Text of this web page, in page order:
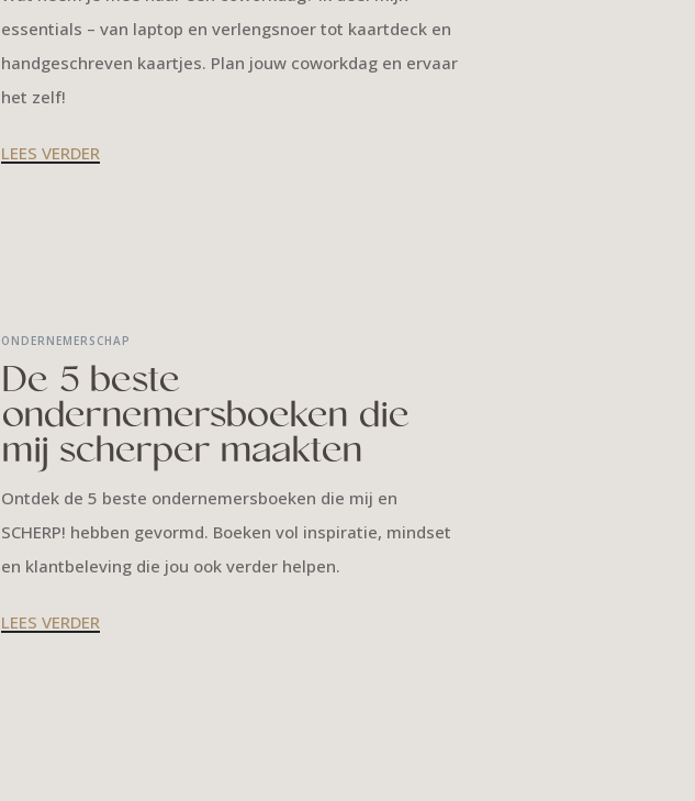
essentials – van laptop en verlengsnoer tot kaartdeck en
handgeschreven kaartjes. Plan jouw coworkdag en ervaar
het zelf!
LEES VERDER
De 5 beste
ondernemersboeken die
mij scherper maakten
ONDERNEMERSCHAP
Ontdek de 5 beste ondernemersboeken die mij en
SCHERP! hebben gevormd. Boeken vol inspiratie, mindset
en klantbeleving die jou ook verder helpen.
LEES VERDER